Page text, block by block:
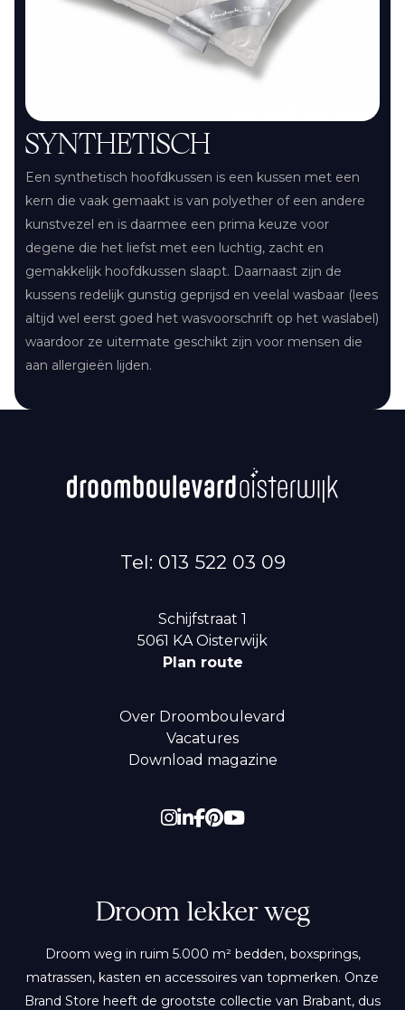
SYNTHETISCH
Een synthetisch hoofdkussen is een kussen met een
kern die vaak gemaakt is van polyether of een andere
kunstvezel en is daarmee een prima keuze voor
degene die het liefst met een luchtig, zacht en
gemakkelijk hoofdkussen slaapt. Daarnaast zijn de
kussens redelijk gunstig geprijsd en veelal wasbaar (lees
altijd wel eerst goed het wasvoorschrift op het waslabel)
waardoor ze uitermate geschikt zijn voor mensen die
aan allergieën lijden.
Tel: 013 522 03 09
Schijfstraat 1
5061 KA Oisterwijk
Plan route
Over Droomboulevard
Vacatures
Download magazine
Droom lekker weg
Droom weg in ruim 5.000 m² bedden, boxsprings,
matrassen, kasten en accessoires van topmerken. Onze
Brand Store heeft de grootste collectie van Brabant, dus